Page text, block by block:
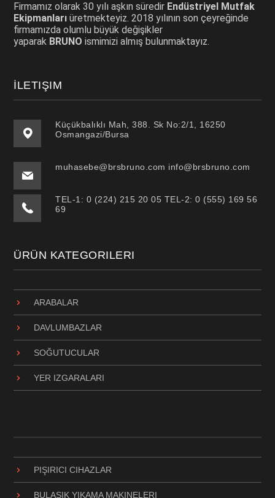
Firmamız olarak 30 yılı aşkın süredir Endüstriyel Mutfak
Ekipmanları üretmekteyiz. 2018 yılının son çeyreğinde
firmamızda olumlu büyük değişikler
yaparak BRUNOismimizi almış bulunmaktayız.
İLETIŞIM
Küçükbalıklı Mah, 388. Sk No:2/1, 16250
Osmangazi/Bursa
muhasebe@brsbruno.com info@brsbruno.com
TEL-1: 0 (224) 215 20 05 TEL-2: 0 (555) 169 56
69
ÜRÜN KATEGORILERI
ARABALAR
DAVLUMBAZLAR
SOĞUTUCULAR
YER IZGARALARI
PIŞIRICI CIHAZLAR
BULAŞIK YIKAMA MAKINELERI